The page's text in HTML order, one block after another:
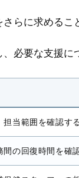
らに求めるこ
必要な支援に
担当範囲を確認す
間の回復時間を確